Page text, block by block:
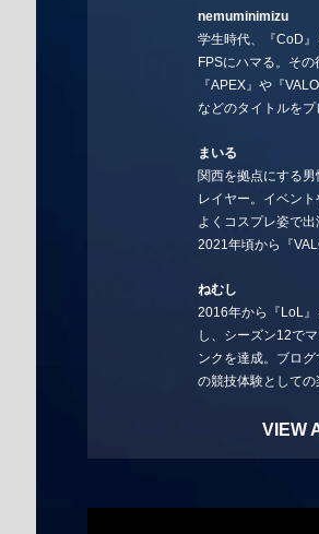
コラムを連載させて
ことになりました
ことを言っていきま
https://x.com/
YouTube：
rmKUBO
nemuminimizu
学生時代、『CoD
FPSにハマる。その
『APEX』や『
などのタイトルをプ
BGMなどを手掛ける
フリーランスのラ
足の草鞋を履いて幅
中。無類のラーメン
Twitter:@ongakucas
まいる
関西を拠点にする
レイヤー。イベント
よくコスプレ姿で出
2021年頃から『
続ける。現在の推し
「CREST GAMING
@mlunias（Photo
Subaru.F.）
ねむし
2016年から『LoL』
し、シーズン12で
ンクを達成。ブログ
の競技体験としての
リーを愛し、元
VIEW